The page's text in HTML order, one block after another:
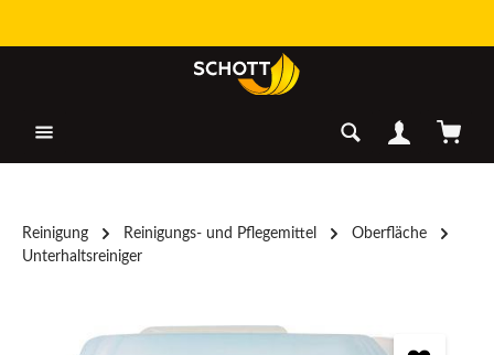
Reinigung Reinigungs- und Pflegemittel
Oberfläche
Unterhaltsreiniger